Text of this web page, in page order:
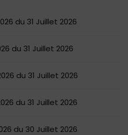
du 31 Juillet 2026
du 31 Juillet 2026
du 31 Juillet 2026
du 31 Juillet 2026
du 30 Juillet 2026